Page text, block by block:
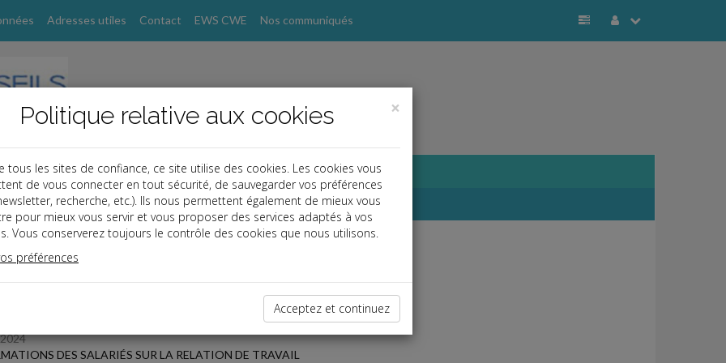
Adresses utiles Contact EWS CWE Nos communiqués
dernières dépêches
DES SALARIÉS SUR LA RELATION DE TRAVAIL
×
Politique relative aux cookies
tous les sites de confiance, ce site utilise des cookies. Les cookies vous
de vous connecter en tout sécurité, de sauvegarder vos préférences
recherche, etc.). Ils nous permettent également de mieux vous
pour mieux vous servir et vous proposer des services adaptés à vos
Vous conserverez toujours le contrôle des cookies que nous utilisons.
préférences
Acceptez et continuez